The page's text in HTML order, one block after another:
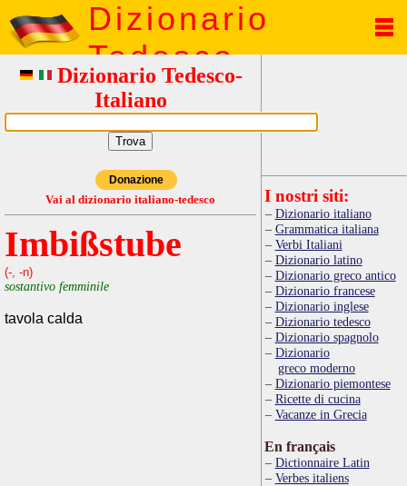
Dizionario
Tedesco
Dizionario Tedesco-
Italiano
Donazione
Vai al dizionario italiano-tedesco
Imbißstube
(-, -n)
sostantivo femminile
tavola calda
I nostri siti:
Dizionario italiano
Grammatica italiana
Verbi Italiani
Dizionario latino
Dizionario greco antico
Dizionario francese
Dizionario inglese
Dizionario tedesco
Dizionario spagnolo
Dizionario
greco moderno
Dizionario piemontese
Ricette di cucina
Vacanze in Grecia
En français
Dictionnaire Latin
Verbes italiens